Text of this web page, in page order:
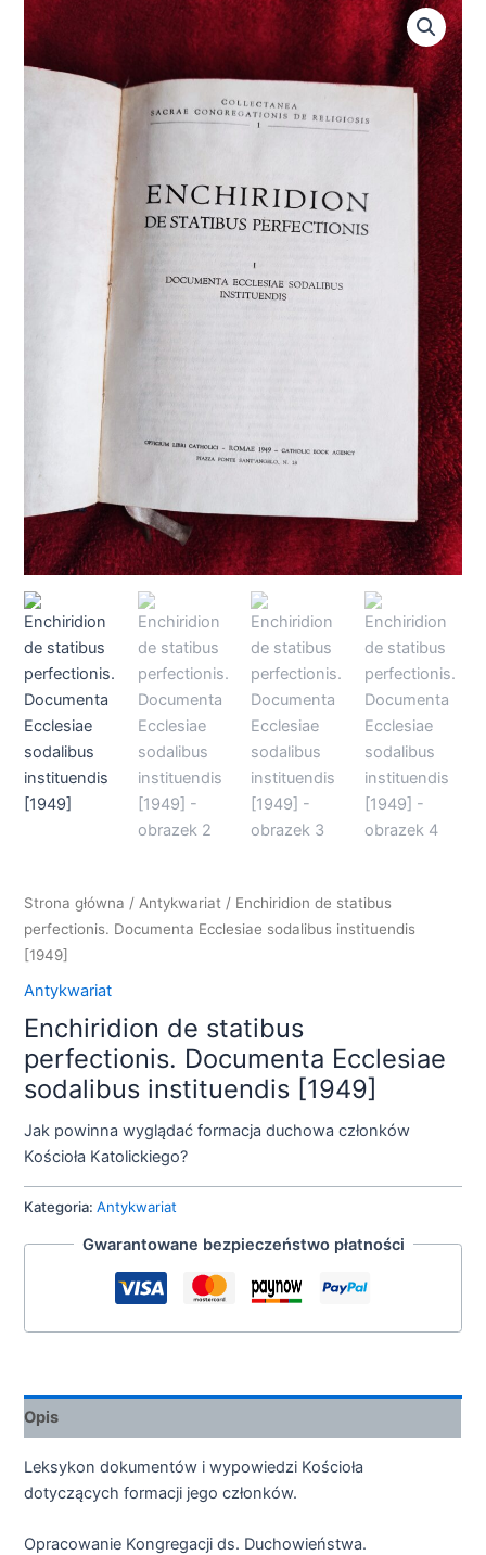
Strona główna /Antykwariat / Enchiridion de statibus
perfectionis. Documenta Ecclesiae sodalibus instituendis
[1949]
Antykwariat
Enchiridion de statibus
perfectionis. Documenta Ecclesiae
sodalibus instituendis [1949]
Jak powinna wyglądać formacja duchowa członków
Kościoła Katolickiego?
Kategoria:Antykwariat
Gwarantowane bezpieczeństwo płatności
Opis
Leksykon dokumentów i wypowiedzi Kościoła
dotyczących formacji jego członków.
Opracowanie Kongregacji ds. Duchowieństwa.